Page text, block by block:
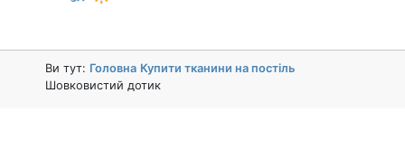
Ви тут: Головна Купити тканини на постіль
Шовковистий дотик